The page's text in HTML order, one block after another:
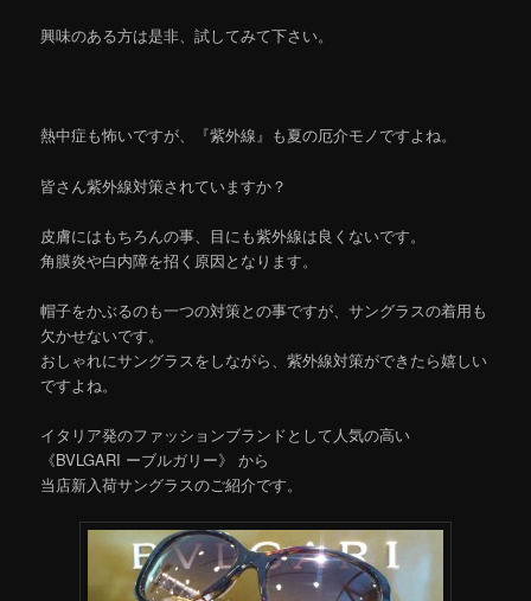
興味のある方は是非、試してみて下さい。
熱中症も怖いですが、『紫外線』も夏の厄介モノですよね。
皆さん紫外線対策されていますか？
皮膚にはもちろんの事、目にも紫外線は良くないです。
角膜炎や白内障を招く原因となります。
帽子をかぶるのも一つの対策との事ですが、サングラスの着用も
欠かせないです。
おしゃれにサングラスをしながら、紫外線対策ができたら嬉しい
ですよね。
イタリア発のファッションブランドとして人気の高い
《BVLGARI ーブルガリー》 から
当店新入荷サングラスのご紹介です。